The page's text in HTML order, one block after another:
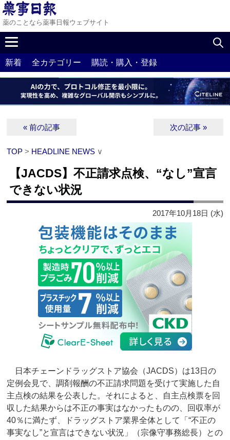
薬のことなら薬事日報ウェブサイト
新着 全カテゴリー 購読・購入・登録
« 前の記事 次の記事 »
TOP > HEADLINE NEWS ∨
【JACDS】不正請求点検、“なし”宣言
できない状況
2017年10月18日 (水)
日本チェーンドラッグストア協会（JACDS）は13日の
定例会見で、調剤報酬の不正請求問題を受けて実施した自
主点検の結果を公表した。それによると、自主点検票を回
収した結果からは不正の事実はなかったものの、回収率が
40％に満たず、ドラッグストア業界全体として「“不正の
事実なし”と宣言はできない状況」（宗像守事務総長）との